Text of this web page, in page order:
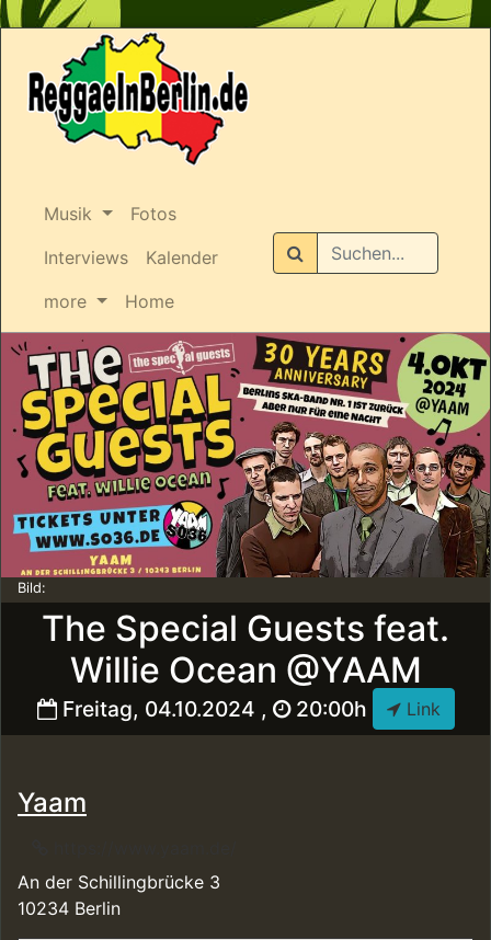
Musik
Fotos
Interviews
Kalender
more
Home
Suchen
The Special Guests feat.
Willie Ocean @YAAM
Freitag, 04.10.2024 , 20:00h Link
Bild:
Yaam
An der Schillingbrücke 3
10234 Berlin